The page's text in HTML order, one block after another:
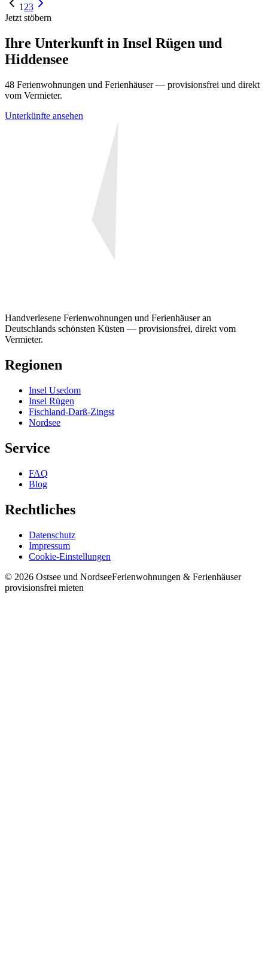
1 23
Jetzt stöbern
Ihre Unterkunft in Insel Rügen und
Hiddensee
48 Ferienwohnungen und Ferienhäuser — provisionsfrei und direkt
vom Vermieter.
Unterkünfte ansehen
Handverlesene Ferienwohnungen und Ferienhäuser an
Deutschlands schönsten Küsten — provisionsfrei, direkt vom
Vermieter.
Regionen
Insel Usedom
Insel Rügen
Fischland-Darß-Zingst
Nordsee
Service
FAQ
Blog
Rechtliches
Datenschutz
Impressum
Cookie-Einstellungen
© 2026 Ostsee und NordseeFerienwohnungen & Ferienhäuser
provisionsfrei mieten